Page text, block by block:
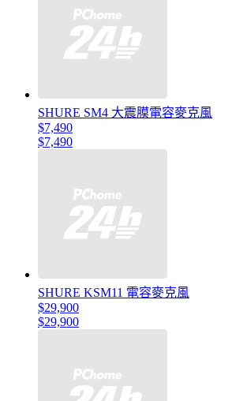
SHURE SM4 大震膜電容麥克風
$7,490
$7,490
SHURE KSM11 電容麥克風
$29,900
$29,900